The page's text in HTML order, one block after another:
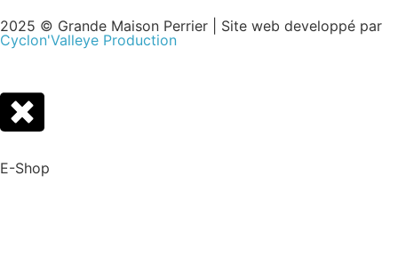
2025 © Grande Maison Perrier | Site web developpé par
Cyclon'Valleye Production
E-Shop